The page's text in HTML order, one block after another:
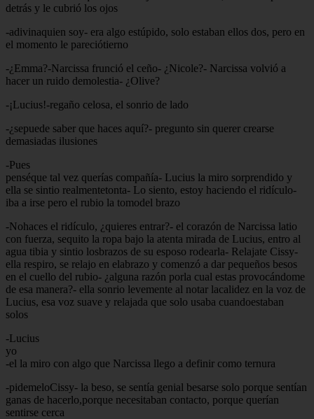
detrás y le cubrió los ojos
-adivinaquien soy- era algo estúpido, solo estaban ellos dos, pero en
el momento le pareciótierno
-¿Emma?-Narcissa frunció el ceño- ¿Nicole?- Narcissa volvió a
hacer un ruido demolestia- ¿Olive?
-¡Lucius!-regaño celosa, el sonrio de lado
-¿sepuede saber que haces aquí?- pregunto sin querer crearse
demasiadas ilusiones
-Pues
penséque tal vez querías compañía- Lucius la miro sorprendido y
ella se sintio realmentetonta- Lo siento, estoy haciendo el ridículo-
iba a irse pero el rubio la tomodel brazo
-Nohaces el ridículo, ¿quieres entrar?- el corazón de Narcissa latio
con fuerza, sequito la ropa bajo la atenta mirada de Lucius, entro al
agua tibia y sintio losbrazos de su esposo rodearla- Relajate Cissy-
ella respiro, se relajo en elabrazo y comenzó a dar pequeños besos
en el cuello del rubio- ¿alguna razón porla cual estas provocándome
de esa manera?- ella sonrio levemente al notar lacalidez en la voz de
Lucius, esa voz suave y relajada que solo usaba cuandoestaban
solos
-Lucius
yo
-el la miro con algo que Narcissa llego a definir como ternura
-pidemeloCissy- la beso, se sentía genial besarse solo porque sentían
ganas de hacerlo,porque necesitaban contacto, porque querían
sentirse cerca